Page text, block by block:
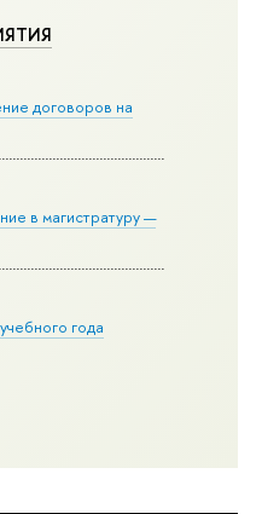
договоров на
в магистратуру —
года